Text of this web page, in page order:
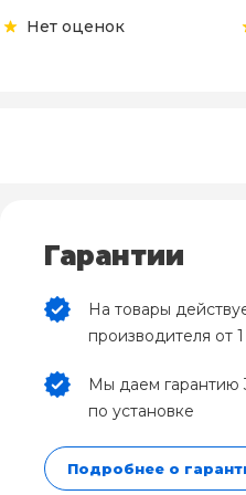
Нет оценок
Гарантии
На товары
производителя от
Мы даем гарантию
по установке
Подробнее о